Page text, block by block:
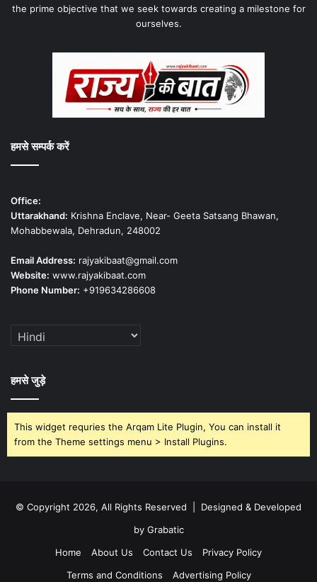
the prime objective that we seek towards creating a milestone for
ourselves.
हमसे सम्पर्क करें
Office:
Uttarakhand: Krishna Enclave, Near- Geeta Satsang Bhawan,
Mohabbewala, Dehradun, 248002
Email Address: rajyakibaat@gmail.com
Website: www.rajyakibaat.com
Phone Number: +919634286608
हमसे जुड़े
This widget requries the Arqam Lite Plugin, You can install it
from the Theme settings menu > Install Plugins.
© Copyright 2026, All Rights Reserved | Designed & Developed
by Grabatic
Home
About Us Contact Us
Privacy Policy
Terms and Conditions
Advertising Policy